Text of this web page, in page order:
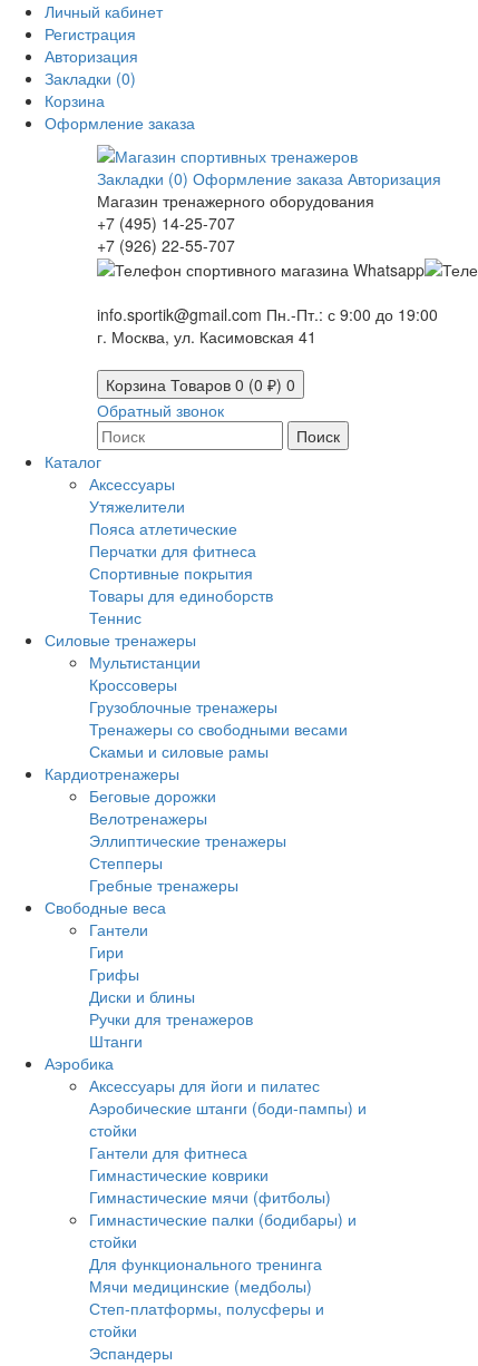
Личный кабинет
Регистрация
Авторизация
Закладки (0)
Корзина
Оформление заказа
Закладки (0) Оформление заказа Авторизация
Магазин тренажерного оборудования
+7 (495) 14-25-707
+7 (926) 22-55-707
info.sportik@gmail.com Пн.-Пт.: с 9:00 до 19:00
г. Москва, ул. Касимовская 41
Корзина Товаров 0 (0 ₽) 0
Обратный звонок
Поиск
Каталог
Аксессуары
Утяжелители
Пояса атлетические
Перчатки для фитнеса
Спортивные покрытия
Товары для единоборств
Теннис
Силовые тренажеры
Мультистанции
Кроссоверы
Грузоблочные тренажеры
Тренажеры со свободными весами
Скамьи и силовые рамы
Кардиотренажеры
Беговые дорожки
Велотренажеры
Эллиптические тренажеры
Степперы
Гребные тренажеры
Свободные веса
Гантели
Гири
Грифы
Диски и блины
Ручки для тренажеров
Штанги
Аэробика
Аксессуары для йоги и пилатес
Аэробические штанги (боди-пампы) и
стойки
Гантели для фитнеса
Гимнастические коврики
Гимнастические мячи (фитболы)
Гимнастические палки (бодибары) и
стойки
Для функционального тренинга
Мячи медицинские (медболы)
Степ-платформы, полусферы и
стойки
Эспандеры